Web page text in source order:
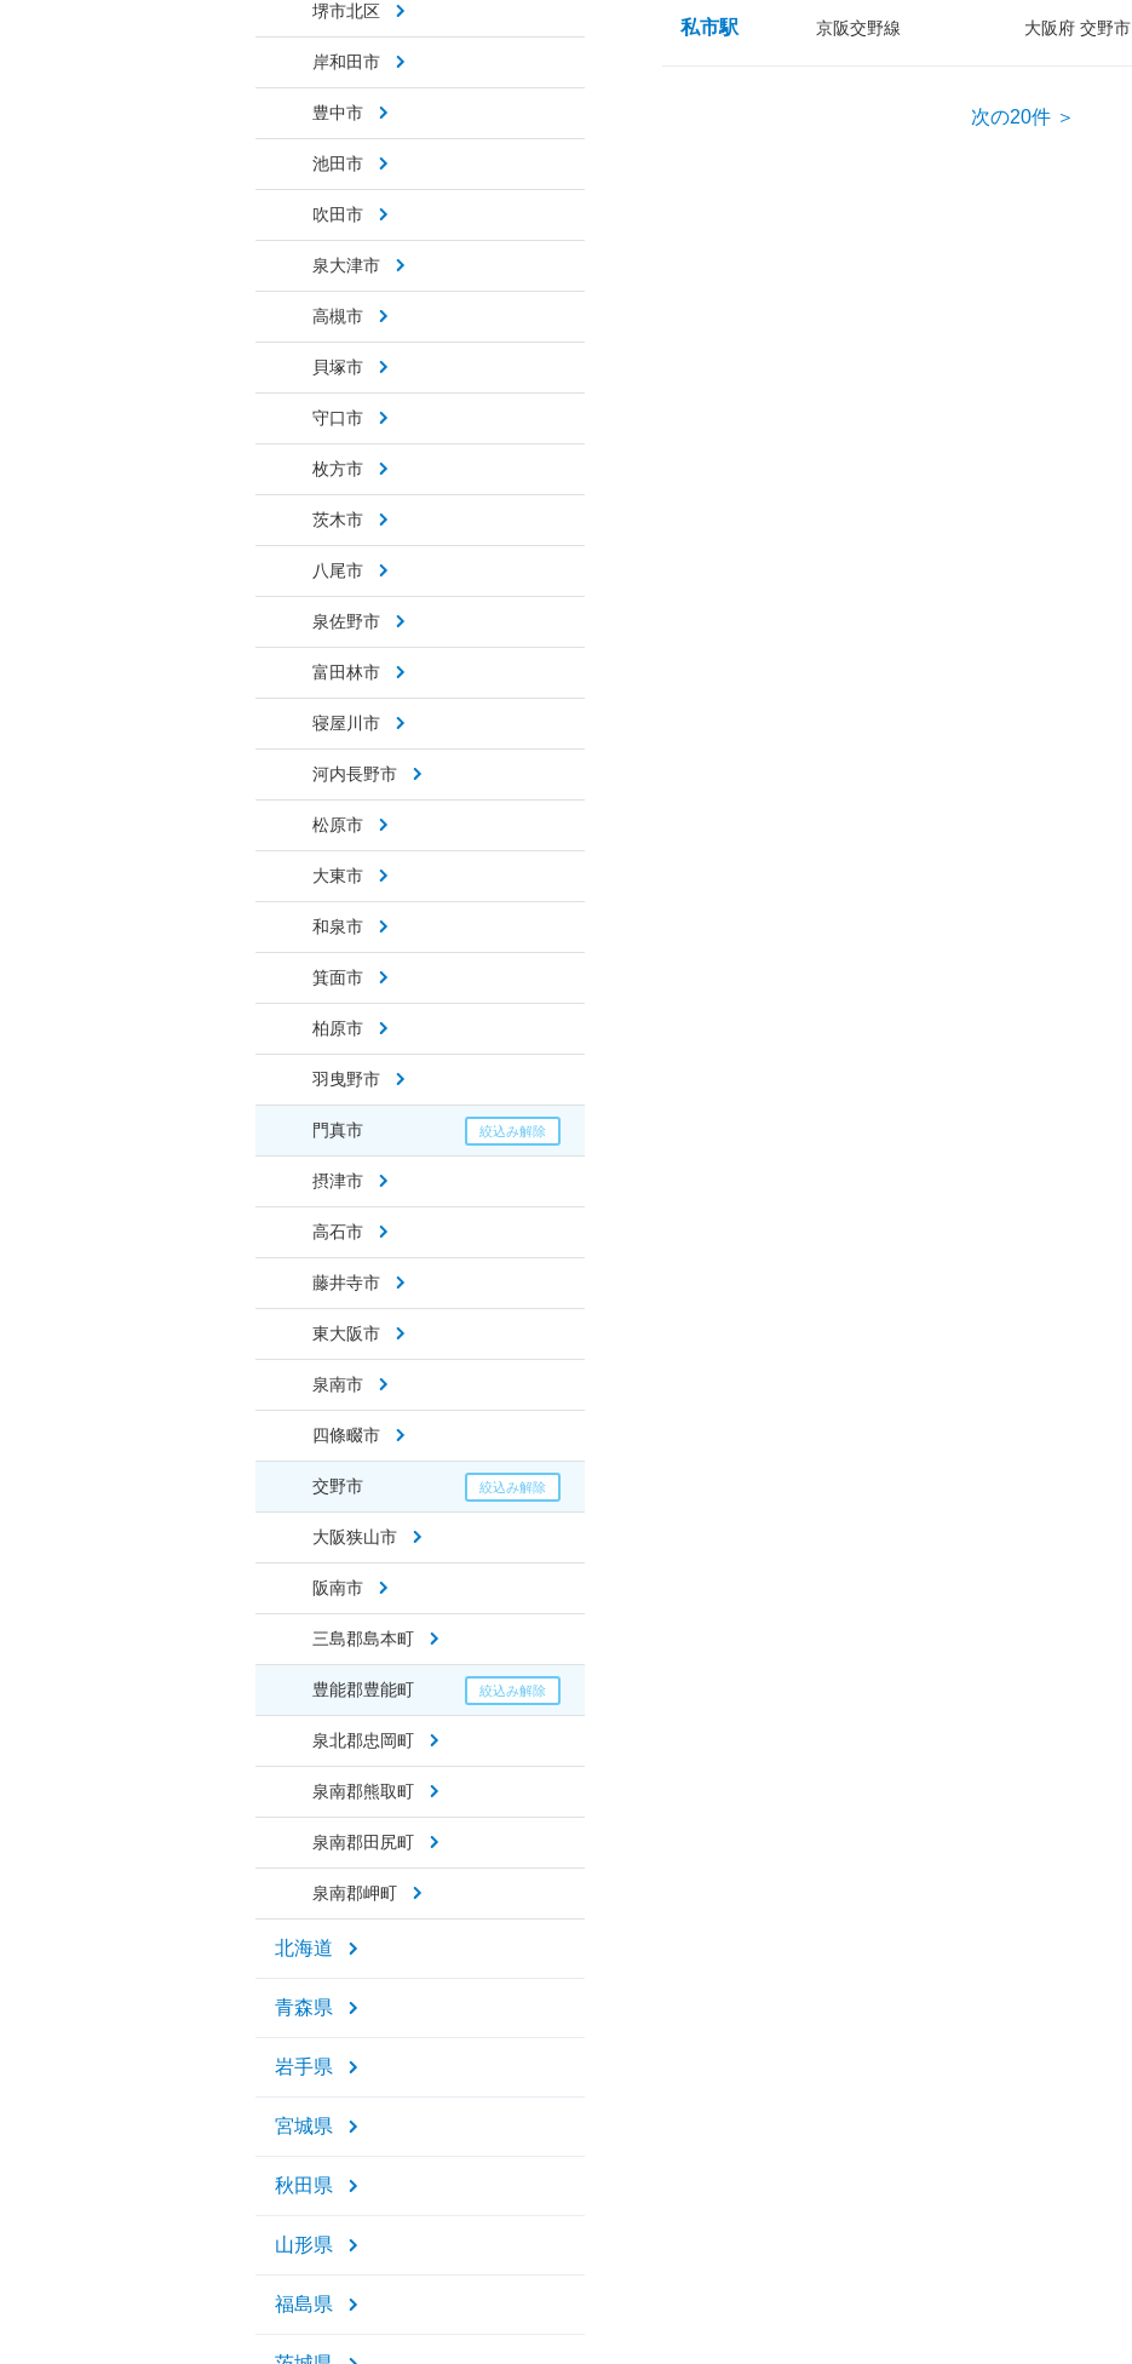
堺市北区
岸和田市
豊中市
池田市
吹田市
泉大津市
高槻市
貝塚市
守口市
枚方市
茨木市
八尾市
泉佐野市
富田林市
寝屋川市
河内長野市
松原市
大東市
和泉市
箕面市
柏原市
羽曳野市
門真市
摂津市
高石市
藤井寺市
東大阪市
泉南市
四條畷市
交野市
大阪狭山市
阪南市
三島郡島本町
豊能郡豊能町
泉北郡忠岡町
泉南郡熊取町
泉南郡田尻町
泉南郡岬町
北海道
青森県
岩手県
宮城県
秋田県
山形県
福島県
私市駅 京阪交野線 大阪府 交野市
次の20件 ＞